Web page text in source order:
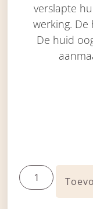
verslapte
werking.
De huid